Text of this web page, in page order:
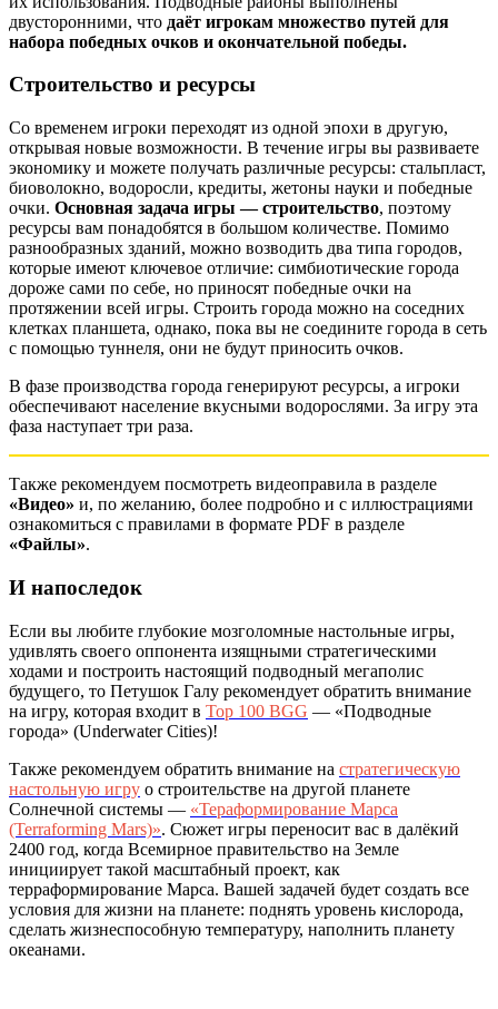
двусторонними, что даёт игрокам множество путей для
набора победных очков и окончательной победы.
Строительство и ресурсы
Со временем игроки переходят из одной эпохи в другую,
открывая новые возможности. В течение игры вы развиваете
экономику и можете получать различные ресурсы: стальпласт,
биоволокно, водоросли, кредиты, жетоны науки и победные
очки. Основная задача игры — строительство, поэтому
ресурсы вам понадобятся в большом количестве. Помимо
разнообразных зданий, можно возводить два типа городов,
которые имеют ключевое отличие: симбиотические города
дороже сами по себе, но приносят победные очки на
протяжении всей игры. Строить города можно на соседних
клетках планшета, однако, пока вы не соедините города в сеть
с помощью туннеля, они не будут приносить очков.
В фазе производства города генерируют ресурсы, а игроки
обеспечивают население вкусными водорослями. За игру эта
фаза наступает три раза.
Также рекомендуем посмотреть видеоправила в разделе
«Видео» и, по желанию, более подробно и с иллюстрациями
ознакомиться с правилами в формате PDF в разделе
«Файлы».
И напоследок
Если вы любите глубокие мозголомные настольные игры,
удивлять своего оппонента изящными стратегическими
ходами и построить настоящий подводный мегаполис
будущего, то Петушок Галу рекомендует обратить внимание
на игру, которая входит в Top 100 BGG — «Подводные
города» (Underwater Cities)!
Также рекомендуем обратить внимание на стратегическую
настольную игру о строительстве на другой планете
Солнечной системы — «Тераформирование Марса
(Terraforming Mars)». Сюжет игры переносит вас в далёкий
2400 год, когда Всемирное правительство на Земле
инициирует такой масштабный проект, как
терраформирование Марса. Вашей задачей будет создать все
условия для жизни на планете: поднять уровень кислорода,
сделать жизнеспособную температуру, наполнить планету
океанами.